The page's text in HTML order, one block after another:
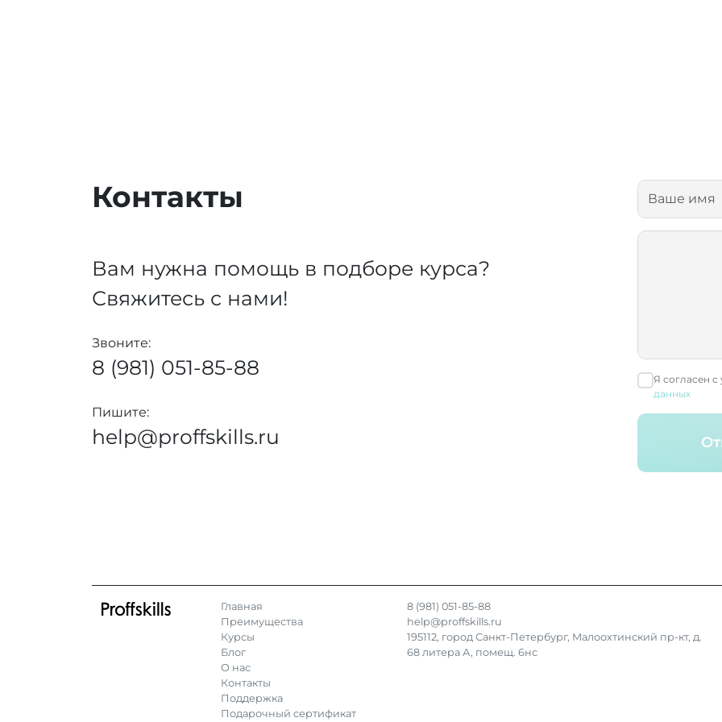
Контакты
Вам нужна помощь в подборе курса?
Свяжитесь с нами!
Звоните:
8 (981) 051-85-88
Пишите:
help@proffskills.ru
Я согласен с
данных
Главная
Преимущества
Курсы
Блог
О нас
Контакты
Поддержка
Подарочный сертификат
8 (981) 051-85-88
help@proffskills.ru
195112, город Санкт-Петербург, Малоохтинский пр-кт, д.
68 литера А, помещ. 6нс